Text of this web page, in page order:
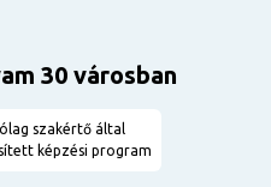
30 városban
szakértő által
képzési program